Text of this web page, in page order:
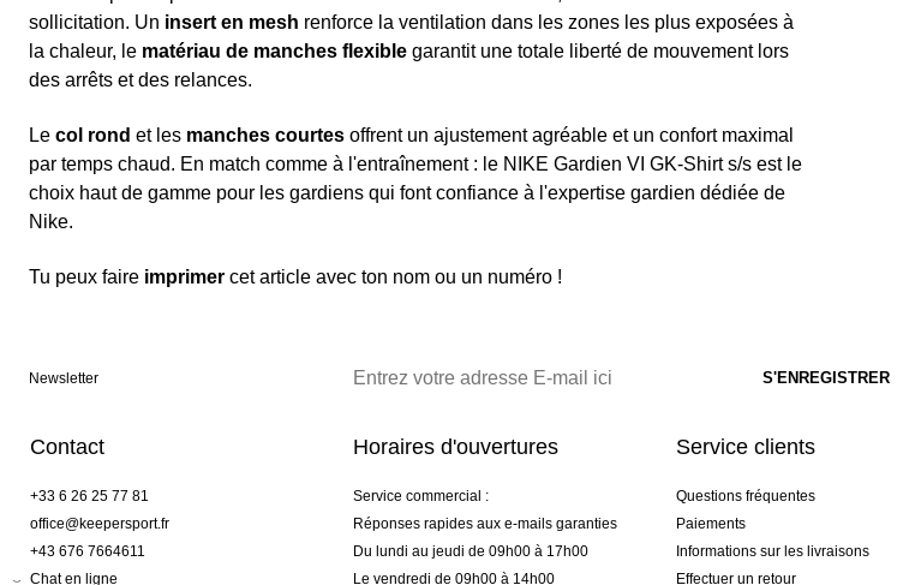
sollicitation. Un insert en mesh renforce la ventilation dans les zones les plus exposées à
la chaleur, le matériau de manches flexible garantit une totale liberté de mouvement lors
des arrêts et des relances.
Le col rond et les manches courtes offrent un ajustement agréable et un confort maximal
par temps chaud. En match comme à l'entraînement : le NIKE Gardien VI GK-Shirt s/s est le
choix haut de gamme pour les gardiens qui font confiance à l'expertise gardien dédiée de
Nike.
Tu peux faire imprimer cet article avec ton nom ou un numéro !
Newsletter
Contact
+33 6 26 25 77 81
office@keepersport.fr
+43 676 7664611
Chat en ligne
Horaires d'ouvertures
Service commercial :
Réponses rapides aux e-mails garanties
Du lundi au jeudi de 09h00 à 17h00
Le vendredi de 09h00 à 14h00
Service clients
Questions fréquentes
Paiements
Informations sur les livraisons
Effectuer un retour